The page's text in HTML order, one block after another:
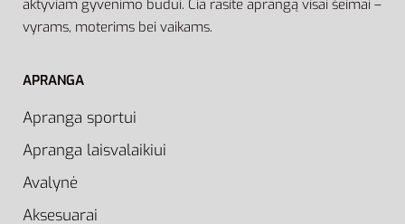
aktyviam gyvenimo būdui. Čia rasite aprangą visai šeimai –
vyrams, moterims bei vaikams.
APRANGA
Apranga sportui
Apranga laisvalaikiui
Avalynė
Aksesuarai